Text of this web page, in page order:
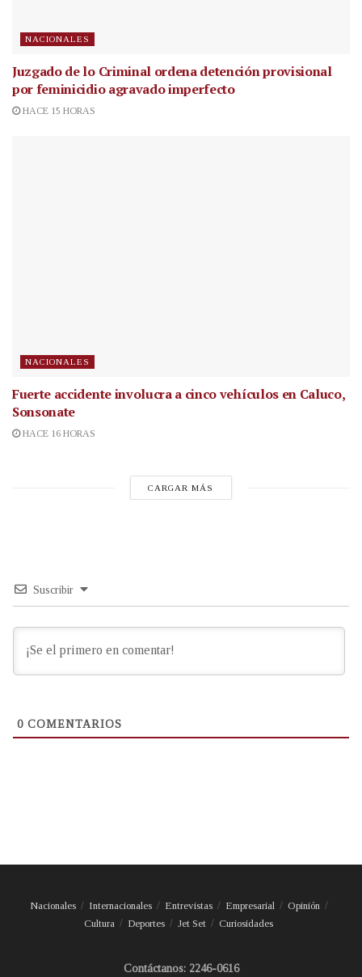
NACIONALES
Juzgado de lo Criminal ordena detención provisional
por feminicidio agravado imperfecto
HACE 15 HORAS
NACIONALES
Fuerte accidente involucra a cinco vehículos en Caluco,
Sonsonate
HACE 16 HORAS
CARGAR MÁS
Suscribir
0 COMENTARIOS
Nacionales Internacionales Entrevistas Empresarial
Opinión
Cultura
Deportes Jet Set Curiosidades
Contáctanos: 2246-0616